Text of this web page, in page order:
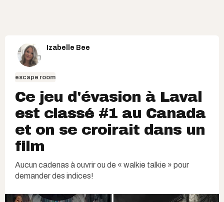
Izabelle Bee
escape room
Ce jeu d'évasion à Laval
est classé #1 au Canada
et on se croirait dans un
film
Aucun cadenas à ouvrir ou de « walkie talkie » pour
demander des indices!